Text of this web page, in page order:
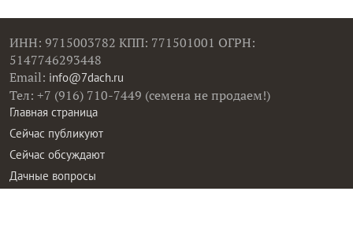
ИНН: 9715003782 КПП: 771501001 ОГРН:
5147746293448
Email: info@7dach.ru
Тел: +7 (916) 710-7449 (семена не продаем!)
Главная страница
Сейчас публикуют
Сейчас обсуждают
Дачные вопросы